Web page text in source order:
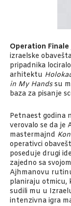
Operation Finale
izraelske
pripadnika
arhitektu
in My Handssu
baza za pisanje
Petnaest godina
verovalo se da je
mastermajnd
operativci
poseduje drugi
zajedno sa
Ajhmanovu
planiraju otmicu,
sudili mu u
intenzivna igra